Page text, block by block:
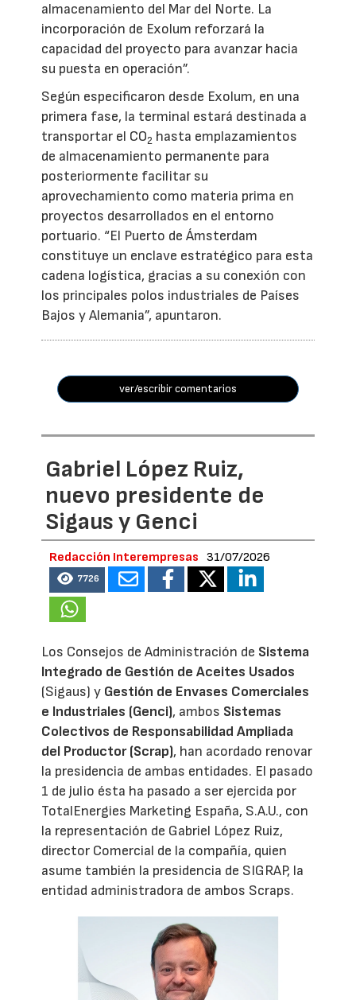
almacenamiento del Mar del Norte. La
incorporación de Exolum reforzará la
capacidad del proyecto para avanzar hacia
su puesta en operación”.
Según especificaron desde Exolum, en una
primera fase, la terminal estará destinada a
transportar el CO2 hasta emplazamientos
de almacenamiento permanente para
posteriormente facilitar su
aprovechamiento como materia prima en
proyectos desarrollados en el entorno
portuario. “El Puerto de Ámsterdam
constituye un enclave estratégico para esta
cadena logística, gracias a su conexión con
los principales polos industriales de Países
Bajos y Alemania”, apuntaron.
ver/escribir comentarios
Gabriel López Ruiz,
nuevo presidente de
Sigaus y Genci
Redacción Interempresas 31/07/2026
7726
Los Consejos de Administración de Sistema
Integrado de Gestión de Aceites Usados
(Sigaus) y Gestión de Envases Comerciales
e Industriales (Genci), ambos Sistemas
Colectivos de Responsabilidad Ampliada
del Productor (Scrap), han acordado renovar
la presidencia de ambas entidades. El pasado
1 de julio ésta ha pasado a ser ejercida por
TotalEnergies Marketing España, S.A.U., con
la representación de Gabriel López Ruiz,
director Comercial de la compañía, quien
asume también la presidencia de SIGRAP, la
entidad administradora de ambos Scraps.